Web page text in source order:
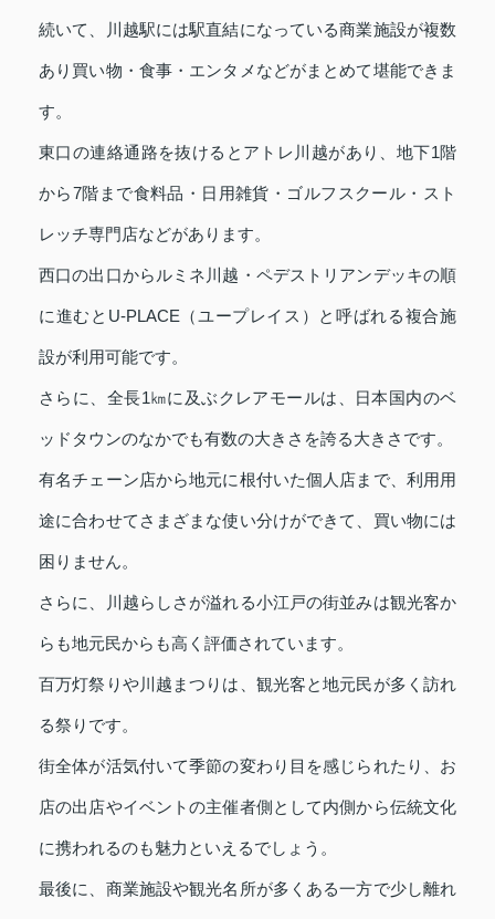
続いて、川越駅には駅直結になっている商業施設が複数
あり買い物・食事・エンタメなどがまとめて堪能できま
す。
東口の連絡通路を抜けるとアトレ川越があり、地下1階
から7階まで食料品・日用雑貨・ゴルフスクール・スト
レッチ専門店などがあります。
西口の出口からルミネ川越・ペデストリアンデッキの順
に進むとU-PLACE（ユープレイス）と呼ばれる複合施
設が利用可能です。
さらに、全長1㎞に及ぶクレアモールは、日本国内のベ
ッドタウンのなかでも有数の大きさを誇る大きさです。
有名チェーン店から地元に根付いた個人店まで、利用用
途に合わせてさまざまな使い分けができて、買い物には
困りません。
さらに、川越らしさが溢れる小江戸の街並みは観光客か
らも地元民からも高く評価されています。
百万灯祭りや川越まつりは、観光客と地元民が多く訪れ
る祭りです。
街全体が活気付いて季節の変わり目を感じられたり、お
店の出店やイベントの主催者側として内側から伝統文化
に携われるのも魅力といえるでしょう。
最後に、商業施設や観光名所が多くある一方で少し離れ